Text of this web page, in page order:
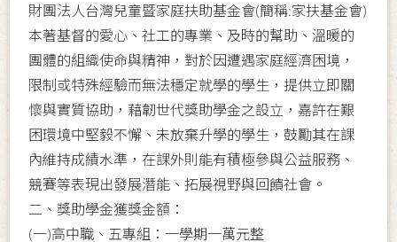
財團法人台灣兒童暨家庭扶助基金會(簡稱:家扶基金會)
本著基督的愛心、社工的專業、及時的幫助、溫暖的
團體的組織使命與精神，對於因遭遇家庭經濟困境，
限制或特殊經驗而無法穩定就學的學生，提供立即關
懷與實質協助，藉韌世代獎助學金之設立，嘉許在艱
困環境中堅毅不懈、未放棄升學的學生，鼓勵其在課
內維持成績水準，在課外則能有積極參與公益服務、
競賽等表現出發展潛能、拓展視野與回饋社會。
二、獎助學金獲獎金額：
(一)高中職、五專組：一學期一萬元整